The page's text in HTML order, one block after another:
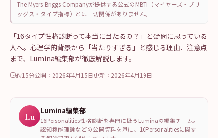
The Myers-Briggs Companyが提供する公式のMBTI（マイヤーズ・ブリ
ッグス・タイプ指標）とは一切関係がありません。
「16タイプ性格診断って本当に当たるの？」と疑問に思っている
人へ。心理学的背景から「当たりすぎる」と感じる理由、注意点
まで、Lumina編集部が徹底解説します。
約15分公開： 2026年4月15日更新： 2026年4月19日
Lu Lumina編集部
16Personalities性格診断を専門に扱うLuminaの編集チーム。
認知機能理論などの公開資料を基に、16Personalitiesに関す